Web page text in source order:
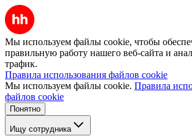
Мы используем файлы cookie, чтобы
правильную работу нашего веб-сайта и
трафик.
Правила использования файлов cookie
Мы используем файлы cookie. Правила
файлов cookie
Понятно
Ищу сотрудника